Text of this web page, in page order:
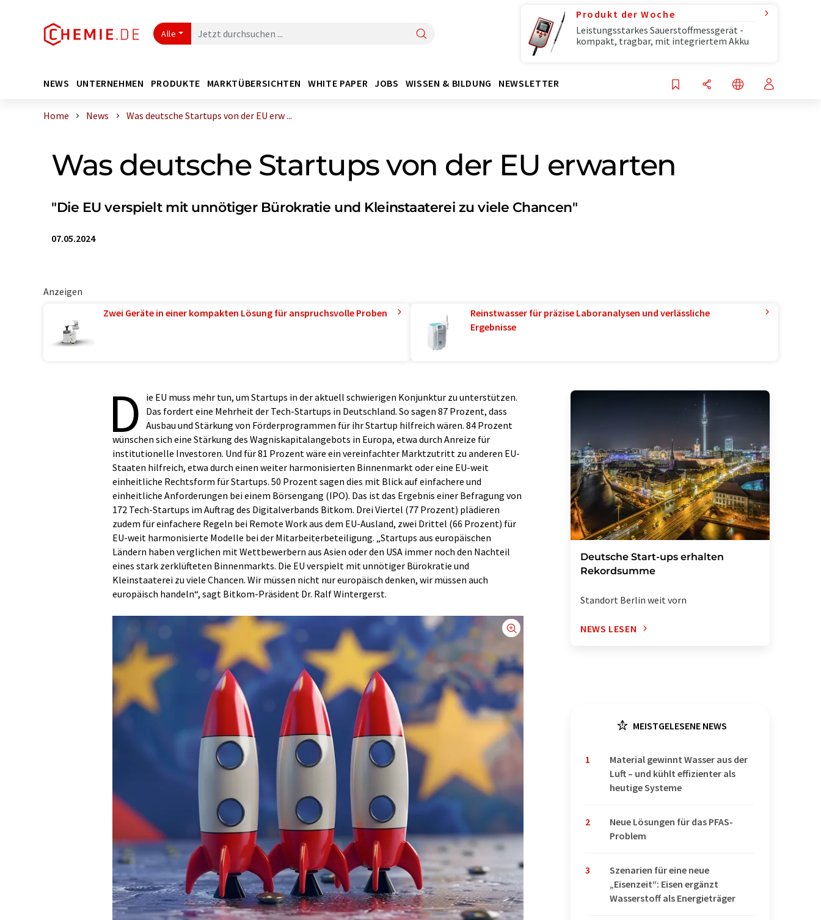
Alle
Produkt der Woche
Leistungsstarkes Sauerstoffmessgerät -
kompakt, tragbar, mit integriertem Akku
NEWS UNTERNEHMEN PRODUKTE MARKTÜBERSICHTEN WHITE PAPER JOBS WISSEN & BILDUNG NEWSLETTER
Home News Was deutsche Startups von der EU erw ...
Was deutsche Startups von der EU erwarten
"Die EU verspielt mit unnötiger Bürokratie und Kleinstaaterei zu viele Chancen"
07.05.2024
Anzeigen
Zwei Geräte in einer kompakten Lösung für anspruchsvolle Proben
Reinstwasser für präzise Laboranalysen und verlässliche
Ergebnisse
D
ie EU muss mehr tun, um Startups in der aktuell schwierigen Konjunktur zu unterstützen.
Das fordert eine Mehrheit der Tech-Startups in Deutschland. So sagen 87 Prozent, dass
Ausbau und Stärkung von Förderprogrammen für ihr Startup hilfreich wären. 84 Prozent
wünschen sich eine Stärkung des Wagniskapitalangebots in Europa, etwa durch Anreize für
institutionelle Investoren. Und für 81 Prozent wäre ein vereinfachter Marktzutritt zu anderen EU-
Staaten hilfreich, etwa durch einen weiter harmonisierten Binnenmarkt oder eine EU-weit
einheitliche Rechtsform für Startups. 50 Prozent sagen dies mit Blick auf einfachere und
einheitliche Anforderungen bei einem Börsengang (IPO). Das ist das Ergebnis einer Befragung von
172 Tech-Startups im Auftrag des Digitalverbands Bitkom. Drei Viertel (77 Prozent) plädieren
zudem für einfachere Regeln bei Remote Work aus dem EU-Ausland, zwei Drittel (66 Prozent) für
EU-weit harmonisierte Modelle bei der Mitarbeiterbeteiligung. „Startups aus europäischen
Ländern haben verglichen mit Wettbewerbern aus Asien oder den USA immer noch den Nachteil
eines stark zerklüfteten Binnenmarkts. Die EU verspielt mit unnötiger Bürokratie und
Kleinstaaterei zu viele Chancen. Wir müssen nicht nur europäisch denken, wir müssen auch
europäisch handeln“, sagt Bitkom-Präsident Dr. Ralf Wintergerst.
Deutsche Start-ups erhalten
Rekordsumme
Standort Berlin weit vorn
NEWS LESEN
MEISTGELESENE NEWS
1
Material gewinnt Wasser aus der
Luft – und kühlt effizienter als
heutige Systeme
2
Neue Lösungen für das PFAS-
Problem
3
Szenarien für eine neue
„Eisenzeit“: Eisen ergänzt
Wasserstoff als Energieträger